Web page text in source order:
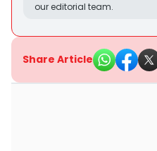
our editorial team.
Share Article